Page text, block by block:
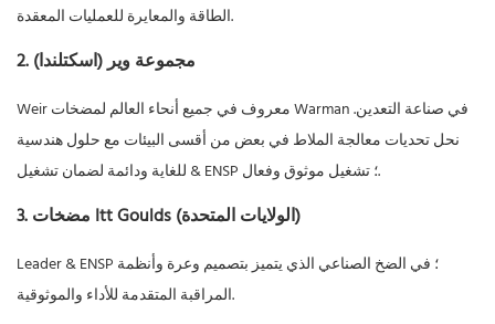
الطاقة والمعايرة للعمليات المعقدة.
2. مجموعة وير (اسكتلندا)
Weir معروف في جميع أنحاء العالم لمضخات Warman في صناعة التعدين.
نحل تحديات معالجة الملاط في بعض من أقسى البيئات مع حلول هندسية
للغاية ودائمة لضمان تشغيل & ENSP ؛ تشغيل موثوق وفعال.
3. مضخات Itt Goulds (الولايات المتحدة)
Leader & ENSP ؛ في الضخ الصناعي الذي يتميز بتصميم وعرة وأنظمة
المراقبة المتقدمة للأداء والموثوقية.